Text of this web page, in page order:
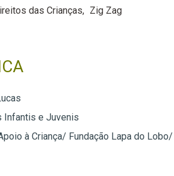
das Crianças Zig Zag
Infantis e Juvenis
à Criança/ Fundação Lapa do Lobo/